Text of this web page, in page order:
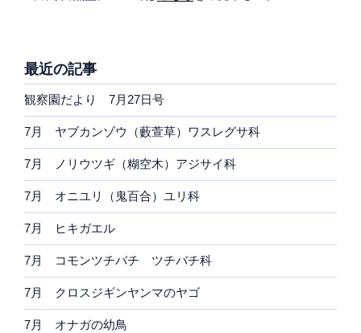
最近の記事
観察園だより 7月27日号
7月 ヤブカンゾウ（藪萱草）ワスレグサ科
7月 ノリウツギ（糊空木）アジサイ科
7月 オニユリ（鬼百合）ユリ科
7月 ヒキガエル
7月 コモンツチバチ ツチバチ科
7月 クロスジギンヤンマのヤゴ
7月 オナガの幼鳥